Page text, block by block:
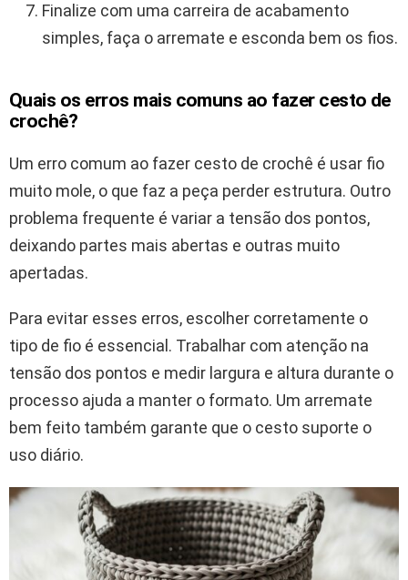
Finalize com uma carreira de acabamento
simples, faça o arremate e esconda bem os fios.
Quais os erros mais comuns ao fazer cesto de
crochê?
Um erro comum ao fazer cesto de crochê é usar fio
muito mole, o que faz a peça perder estrutura. Outro
problema frequente é variar a tensão dos pontos,
deixando partes mais abertas e outras muito
apertadas.
Para evitar esses erros, escolher corretamente o
tipo de fio é essencial. Trabalhar com atenção na
tensão dos pontos e medir largura e altura durante o
processo ajuda a manter o formato. Um arremate
bem feito também garante que o cesto suporte o
uso diário.